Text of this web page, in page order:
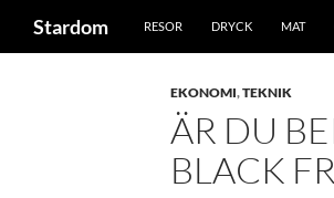
Stardom
RESOR
DRYCK MAT
EKONOMI,TEKNIK
ÄR DU
BLACK